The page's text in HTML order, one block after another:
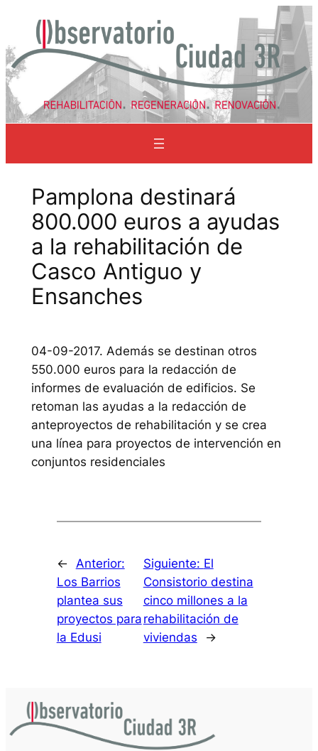
contenido
Pamplona destinará
800.000 euros a ayudas
a la rehabilitación de
Casco Antiguo y
Ensanches
04-09-2017. Además se destinan otros
550.000 euros para la redacción de
informes de evaluación de edificios. Se
retoman las ayudas a la redacción de
anteproyectos de rehabilitación y se crea
una línea para proyectos de intervención en
conjuntos residenciales
←
Anterior:
Los Barrios
plantea sus
proyectos para
la Edusi
Siguiente: El
Consistorio destina
cinco millones a la
rehabilitación de
viviendas
→